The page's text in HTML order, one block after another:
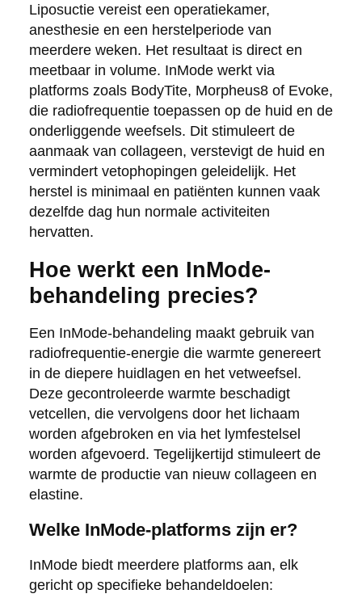
Liposuctie vereist een operatiekamer,
anesthesie en een herstelperiode van
meerdere weken. Het resultaat is direct en
meetbaar in volume. InMode werkt via
platforms zoals BodyTite, Morpheus8 of Evoke,
die radiofrequentie toepassen op de huid en de
onderliggende weefsels. Dit stimuleert de
aanmaak van collageen, verstevigt de huid en
vermindert vetophopingen geleidelijk. Het
herstel is minimaal en patiënten kunnen vaak
dezelfde dag hun normale activiteiten
hervatten.
Hoe werkt een InMode-
behandeling precies?
Een InMode-behandeling maakt gebruik van
radiofrequentie-energie die warmte genereert
in de diepere huidlagen en het vetweefsel.
Deze gecontroleerde warmte beschadigt
vetcellen, die vervolgens door het lichaam
worden afgebroken en via het lymfestelsel
worden afgevoerd. Tegelijkertijd stimuleert de
warmte de productie van nieuw collageen en
elastine.
Welke InMode-platforms zijn er?
InMode biedt meerdere platforms aan, elk
gericht op specifieke behandeldoelen: